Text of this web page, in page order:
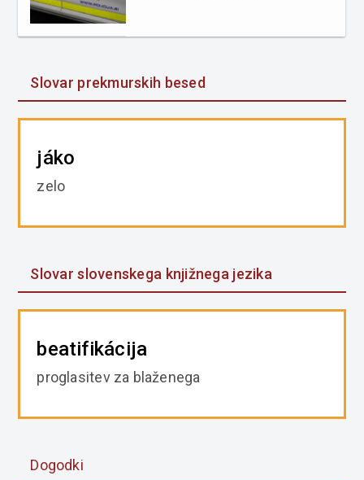
Slovar prekmurskih besed
jáko
zelo
Slovar slovenskega knjižnega jezika
beatifikácija
proglasitev za blaženega
Dogodki